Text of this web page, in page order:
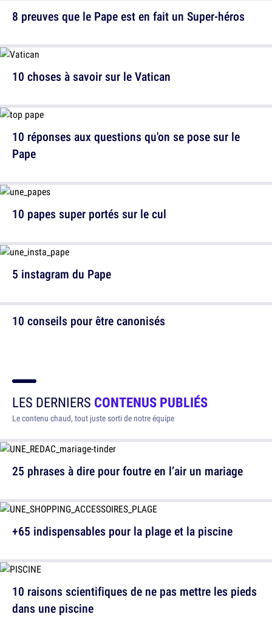
10 choses à savoir sur le Vatican
10 papes super portés sur le cul
10 conseils pour être canonisés
8 preuves que le Pape est en fait un Super-héros
10 réponses aux questions qu'on se pose sur le
Pape
5 instagram du Pape
LES DERNIERS CONTENUS PUBLIÉS
Le contenu chaud, tout juste sorti de notre équipe
25 phrases à dire pour foutre en l’air un mariage
10 raisons scientifiques de ne pas mettre les pieds
dans une piscine
+65 indispensables pour la plage et la piscine